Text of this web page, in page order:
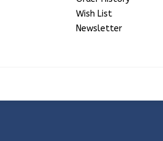
Wish List
Newsletter